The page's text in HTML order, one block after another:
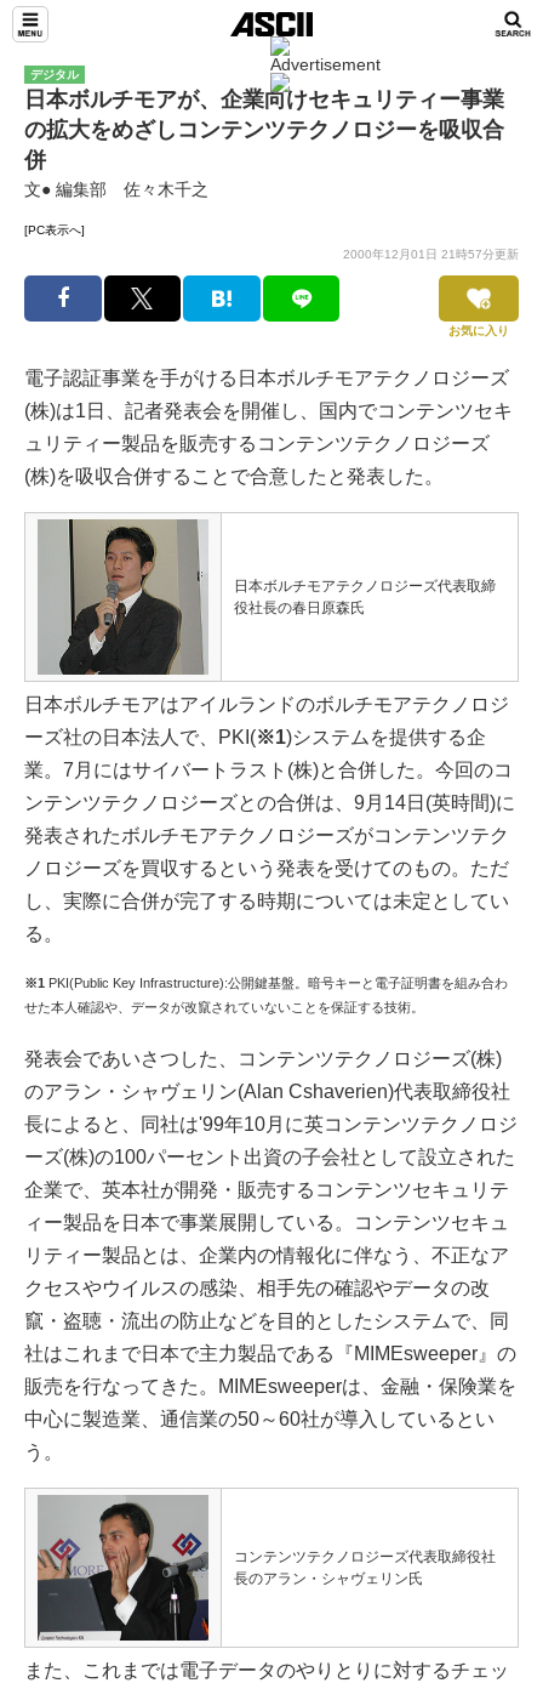
デジタル
日本ボルチモアが、企業向けセキュリティー事業
の拡大をめざしコンテンツテクノロジーを吸収合
併
文● 編集部 佐々木千之
[PC表示へ]
2000年12月01日 21時57分更新
お気に入り
電子認証事業を手がける日本ボルチモアテクノロジーズ
(株)は1日、記者発表会を開催し、国内でコンテンツセキ
ュリティー製品を販売するコンテンツテクノロジーズ
(株)を吸収合併することで合意したと発表した。
日本ボルチモアテクノロジーズ代表取締
役社長の春日原森氏
日本ボルチモアはアイルランドのボルチモアテクノロジ
ーズ社の日本法人で、PKI(※1)システムを提供する企
業。7月にはサイバートラスト(株)と合併した。今回のコ
ンテンツテクノロジーズとの合併は、9月14日(英時間)に
発表されたボルチモアテクノロジーズがコンテンツテク
ノロジーズを買収するという発表を受けてのもの。ただ
し、実際に合併が完了する時期については未定としてい
る。
※1 PKI(Public Key Infrastructure):公開鍵基盤。暗号キーと電子証明書を組み合わ
せた本人確認や、データが改竄されていないことを保証する技術。
発表会であいさつした、コンテンツテクノロジーズ(株)
のアラン・シャヴェリン(Alan Cshaverien)代表取締役社
長によると、同社は'99年10月に英コンテンツテクノロジ
ーズ(株)の100パーセント出資の子会社として設立された
企業で、英本社が開発・販売するコンテンツセキュリテ
ィー製品を日本で事業展開している。コンテンツセキュ
リティー製品とは、企業内の情報化に伴なう、不正なア
クセスやウイルスの感染、相手先の確認やデータの改
竄・盗聴・流出の防止などを目的としたシステムで、同
社はこれまで日本で主力製品である『MIMEsweeper』の
販売を行なってきた。MIMEsweeperは、金融・保険業を
中心に製造業、通信業の50～60社が導入しているとい
う。
コンテンツテクノロジーズ代表取締役社
長のアラン・シャヴェリン氏
また、これまでは電子データのやりとりに対するチェッ